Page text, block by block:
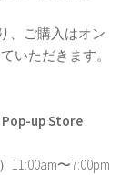
、ご購入はオン
いただきます。
Pop-up Store
11:00am〜7:00pm